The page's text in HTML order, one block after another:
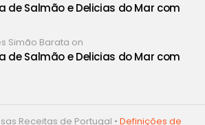
de Salmão e Delicias do Mar com
Simão Barata on
de Salmão e Delicias do Mar com
Receitas de Portugal • Definições de